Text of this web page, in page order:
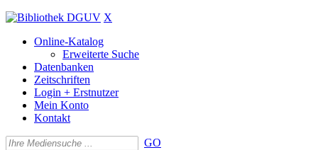
X
Online-Katalog
Erweiterte Suche
Datenbanken
Zeitschriften
Login + Erstnutzer
Mein Konto
Kontakt
GO